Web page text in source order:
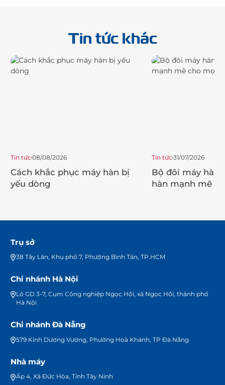
Tin tức khác
Tin tức08/08/2026
Cách khắc phục máy hàn bị
yếu dòng
Tin tức31/07/2026
Bộ đôi máy hàn
hàn mạnh mẽ
Trụ sở
38 Tây Lân, Khu phố 7, Phường Bình Tân, TP.HCM
Chi nhánh Hà Nội
Lô GD 3-7, Cụm Công nghiệp Ngọc Hồi, xã Ngọc Hồi, thành phố
Hà Nội
Chi nhánh Đà Nẵng
579 Kinh Dương Vương, Phường Hoà Khánh, TP Đà Nẵng
Nhà máy
Ấp 4, Xã Đức Hòa, Tỉnh Tây Ninh